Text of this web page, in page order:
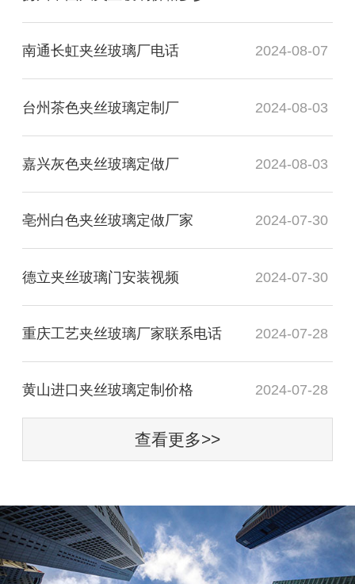
南通长虹夹丝玻璃厂电话 2024-08-07
台州茶色夹丝玻璃定制厂 2024-08-03
嘉兴灰色夹丝玻璃定做厂 2024-08-03
亳州白色夹丝玻璃定做厂家 2024-07-30
德立夹丝玻璃门安装视频 2024-07-30
重庆工艺夹丝玻璃厂家联系电话 2024-07-28
黄山进口夹丝玻璃定制价格 2024-07-28
查看更多>>